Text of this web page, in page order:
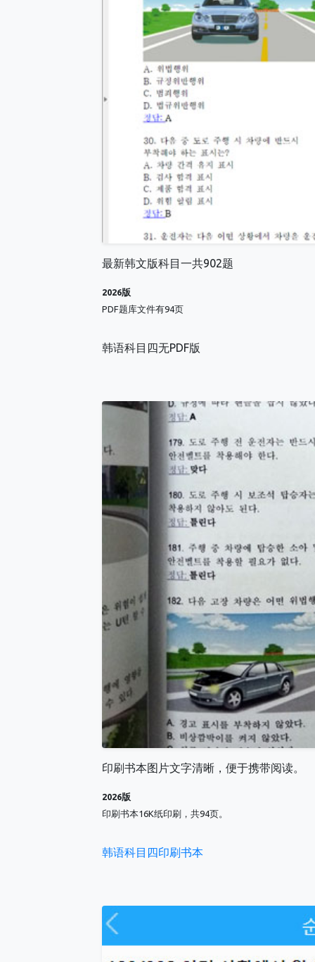
最新韩文版科目一共902题
2026版
PDF题库文件有94页
韩语科目四无PDF版
印刷书本图片文字清晰，便于携带阅读。
2026版
印刷书本16K纸印刷，共94页。
韩语科目四印刷书本